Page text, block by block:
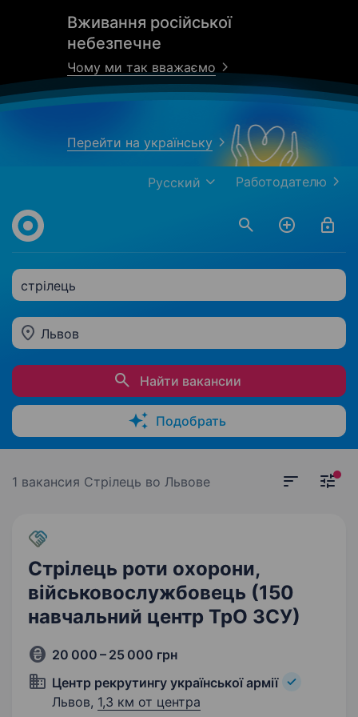
Вживання російської
небезпечне
Чому ми так вважаємо
Перейти на українську
Работодателю
Русский
стрілець
Львов
Найти вакансии
Подобрать
1 вакансия Стрілець во Львове
Стрілець роти охорони,
військовослужбовець (150
навчальний центр ТрО ЗСУ)
20 000 – 25 000 грн
Центр рекрутингу української армії
Львов, 1,3 км от центра